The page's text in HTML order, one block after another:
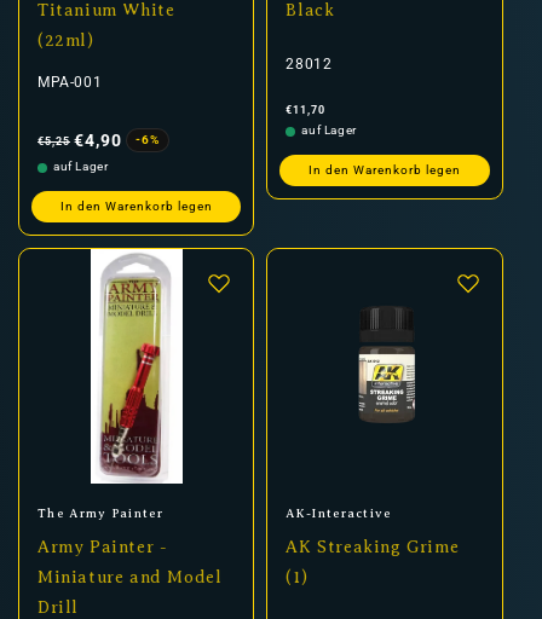
Titanium White
(22ml)
MPA-001
Preis
€5,25 €4,90
-6%
auf Lager
In den Warenkorb legen
Black
28012
Normaler
Preis
€11,70
auf Lager
In den Warenkorb legen
Anbieter:
The Army Painter
Army Painter -
Miniature and Model
Drill
Anbieter:
AK-Interactive
AK Streaking Grime
(1)